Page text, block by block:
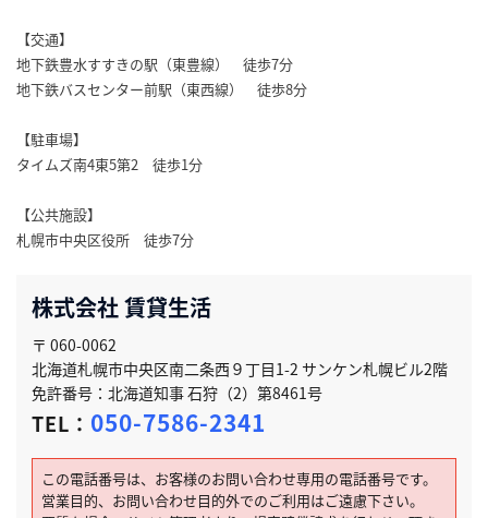
【交通】
地下鉄豊水すすきの駅（東豊線） 徒歩7分
地下鉄バスセンター前駅（東西線） 徒歩8分
【駐車場】
タイムズ南4東5第2 徒歩1分
【公共施設】
札幌市中央区役所 徒歩7分
株式会社 賃貸生活
〒 060-0062
北海道札幌市中央区南二条西９丁目1-2 サンケン札幌ビル2階
免許番号：北海道知事 石狩（2）第8461号
TEL： 050-7586-2341
この電話番号は、お客様のお問い合わせ専用の電話番号です。
営業目的、お問い合わせ目的外でのご利用はご遠慮下さい。